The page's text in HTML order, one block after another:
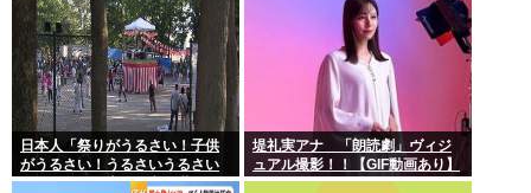
日本人「祭りがうるさい！子供
がうるさい！うるさいうるさい
うるさい！日本を無音の世界に
堤礼実アナ 「朗読劇」ヴィジ
ュアル撮影！！【GIF動画あり】